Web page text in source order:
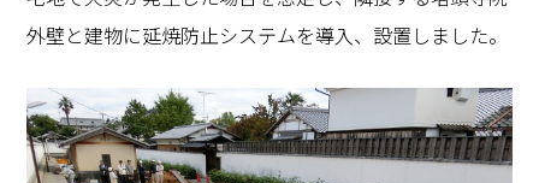
外壁と建物に延焼防止システムを導入、設置しました。